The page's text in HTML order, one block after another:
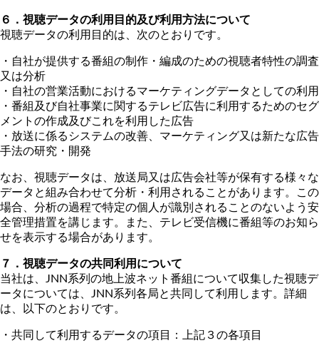
６．視聴データの利用目的及び利用方法について
視聴データの利用目的は、次のとおりです。
・自社が提供する番組の制作・編成のための視聴者特性の調査
又は分析
・自社の営業活動におけるマーケティングデータとしての利用
・番組及び自社事業に関するテレビ広告に利用するためのセグ
メントの作成及びこれを利用した広告
・放送に係るシステムの改善、マーケティング又は新たな広告
手法の研究・開発
なお、視聴データは、放送局又は広告会社等が保有する様々な
データと組み合わせて分析・利用されることがあります。この
場合、分析の過程で特定の個人が識別されることのないよう安
全管理措置を講じます。また、テレビ受信機に番組等のお知ら
せを表示する場合があります。
７．視聴データの共同利用について
当社は、JNN系列の地上波ネット番組について収集した視聴デ
ータについては、JNN系列各局と共同して利用します。詳細
は、以下のとおりです。
・共同して利用するデータの項目：上記３の各項目